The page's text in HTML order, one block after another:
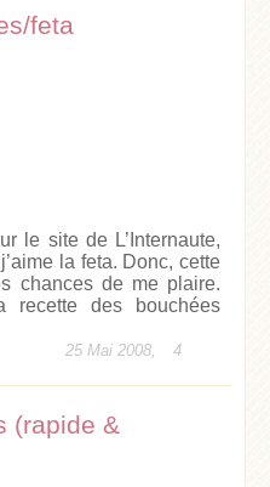
feta
le site de L’Internaute,
la feta. Donc, cette
chances de me plaire.
recette des bouchées
25 Mai 2008, 4
(rapide &